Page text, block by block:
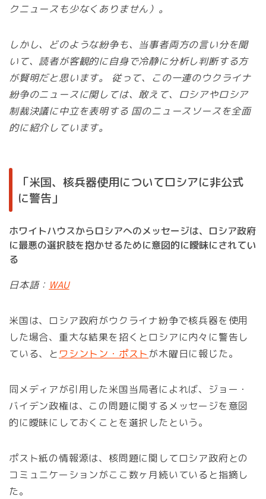
クニュースも少なくありません）。
しかし、どのような紛争も、当事者両方の言い分を聞
いて、読者が客観的に自身で冷静に分析し判断する方
が賢明だと思います。 従って、この一連のウクライナ
紛争のニュースに関しては、敢えて、ロシアやロシア
制裁決議に中立を表明する 国のニュースソースを全面
的に紹介しています。
「米国、核兵器使用についてロシアに非公式
に警告」
ホワイトハウスからロシアへのメッセージは、ロシア政府
に最悪の選択肢を抱かせるために意図的に曖昧にされてい
る
日本語： WAU
米国は、ロシア政府がウクライナ紛争で核兵器を使用
した場合、重大な結果を招くとロシアに内々に警告し
ている、と ワシントン・ポスト が木曜日に報じた。
同メディアが引用した米国当局者によれば、ジョー・
バイデン政権は、この問題に関するメッセージを意図
的に曖昧にしておくことを選択したという。
ポスト紙の情報源は、核問題に関してロシア政府との
コミュニケーションがここ数ヶ月続いていると指摘し
た。